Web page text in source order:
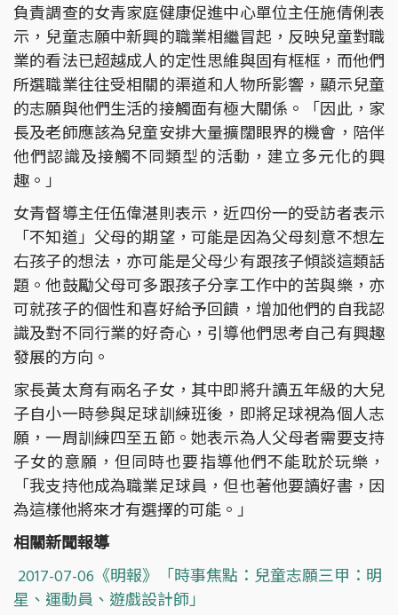
負責調查的女青家庭健康促進中心單位主任施倩俐表
示，兒童志願中新興的職業相繼冒起，反映兒童對職
業的看法已超越成人的定性思維與固有框框，而他們
所選職業往往受相關的渠道和人物所影響，顯示兒童
的志願與他們生活的接觸面有極大關係。「因此，家
長及老師應該為兒童安排大量擴闊眼界的機會，陪伴
他們認識及接觸不同類型的活動，建立多元化的興
趣。」
女青督導主任伍偉湛則表示，近四份一的受訪者表示
「不知道」父母的期望，可能是因為父母刻意不想左
右孩子的想法，亦可能是父母少有跟孩子傾談這類話
題。他鼓勵父母可多跟孩子分享工作中的苦與樂，亦
可就孩子的個性和喜好給予回饋，增加他們的自我認
識及對不同行業的好奇心，引導他們思考自己有興趣
發展的方向。
家長黃太育有兩名子女，其中即將升讀五年級的大兒
子自小一時參與足球訓練班後，即將足球視為個人志
願，一周訓練四至五節。她表示為人父母者需要支持
子女的意願，但同時也要指導他們不能耽於玩樂，
「我支持他成為職業足球員，但也著他要讀好書，因
為這樣他將來才有選擇的可能。」
相關新聞報導
2017-07-06《明報》「時事焦點：兒童志願三甲：明
星、運動員、遊戲設計師」